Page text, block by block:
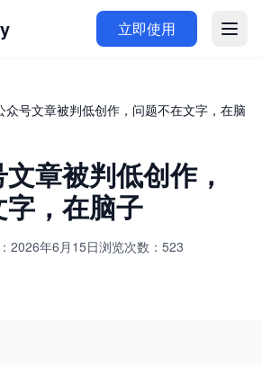
立即使用
众号文章被判低创作，问题不在文字，在脑
章被判低创作，
，在脑子
2026年6月15日浏览次数：523